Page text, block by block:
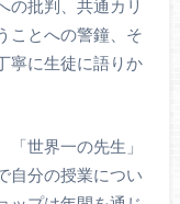
の批判、共通カリ
ことへの警鐘、そ
寧に生徒に語りか
世界一の先生」
自分の授業につい